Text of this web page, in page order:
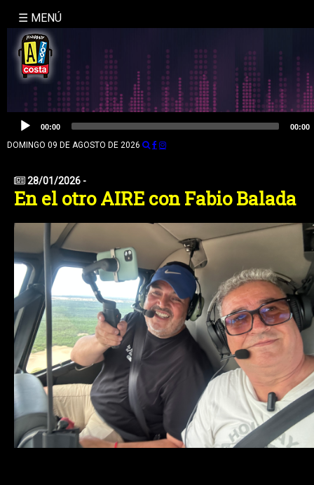
INICIO
NOSOTROS
LA
MOLE
BUSQUEDA
CONTACTO
☰ MENÚ
Reproductor
audio
00:00 00:00
DOMINGO 09 DE AGOSTO DE 2026
28/01/2026 -
En el otro AIRE con Fabio Balada